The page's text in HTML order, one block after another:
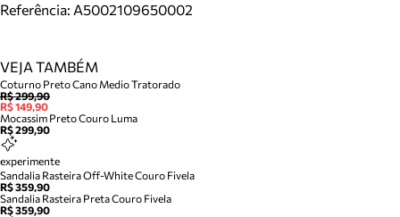
Referência: A5002109650002
VEJA TAMBÉM
Coturno Preto Cano Medio Tratorado
R$ 299,90
R$ 149,90
Mocassim Preto Couro Luma
R$ 299,90
experimente
Sandalia Rasteira Off-White Couro Fivela
R$ 359,90
Sandalia Rasteira Preta Couro Fivela
R$ 359,90